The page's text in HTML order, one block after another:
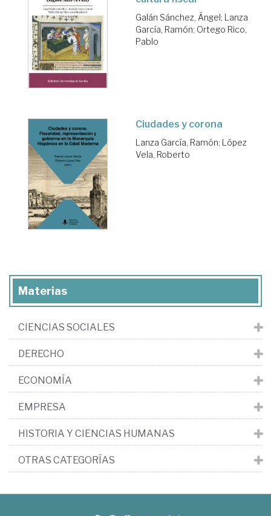
Galán Sánchez, Ángel; Lanza
García, Ramón; Ortego Rico,
Pablo
Ciudades y corona
Lanza García, Ramón; López
Vela, Roberto
Materias
CIENCIAS SOCIALES
DERECHO
ECONOMÍA
EMPRESA
HISTORIA Y CIENCIAS HUMANAS
OTRAS CATEGORÍAS